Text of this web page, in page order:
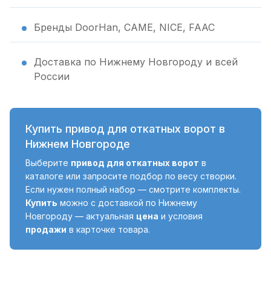
Бренды DoorHan, CAME, NICE, FAAC
Доставка по Нижнему Новгороду и всей
России
Купить привод для откатных ворот в
Нижнем Новгороде
Выберите привод для откатных ворот в
каталоге или запросите подбор по весу створки.
Если нужен полный набор — смотрите комплекты.
Купить можно с доставкой по Нижнему
Новгороду — актуальная цена и условия
продажи в карточке товара.